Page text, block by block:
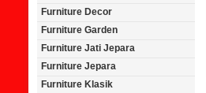
Furniture Decor
Furniture Garden
Furniture Jati Jepara
Furniture Jepara
Furniture Klasik